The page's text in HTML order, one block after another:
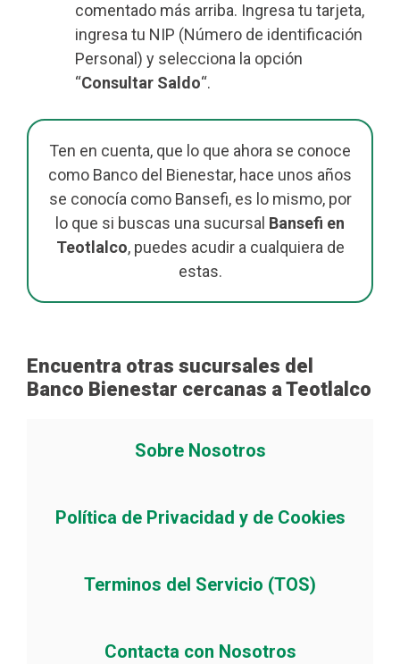
comentado más arriba. Ingresa tu tarjeta,
ingresa tu NIP (Número de identificación
Personal) y selecciona la opción
“Consultar Saldo“.
Ten en cuenta, que lo que ahora se conoce
como Banco del Bienestar, hace unos años
se conocía como Bansefi, es lo mismo, por
lo que si buscas una sucursal Bansefi en
Teotlalco, puedes acudir a cualquiera de
estas.
Encuentra otras sucursales del
Banco Bienestar cercanas a Teotlalco
Sobre Nosotros
Política de Privacidad y de Cookies
Terminos del Servicio (TOS)
Contacta con Nosotros